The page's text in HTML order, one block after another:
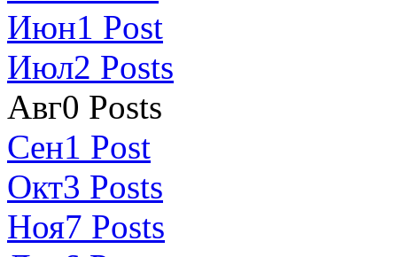
Июн1 Post
Июл2 Posts
Авг0 Posts
Сен1 Post
Окт3 Posts
Ноя7 Posts